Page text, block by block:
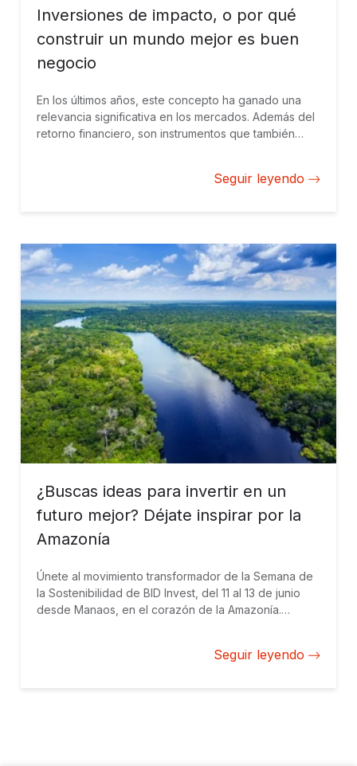
Inversiones de impacto, o por qué
construir un mundo mejor es buen
negocio
En los últimos años, este concepto ha ganado una
relevancia significativa en los mercados. Además del
retorno financiero, son instrumentos que también
Seguir leyendo
¿Buscas ideas para invertir en un
futuro mejor? Déjate inspirar por la
Amazonía
Únete al movimiento transformador de la Semana de
la Sostenibilidad de BID Invest, del 11 al 13 de junio
desde Manaos, en el corazón de la Amazonía.
ahora para labrar juntos un futuro mejor y más
Seguir leyendo